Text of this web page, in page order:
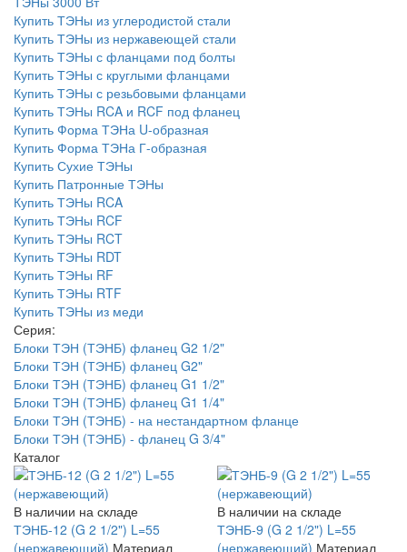
Купить ТЭНы из углеродистой стали
Купить ТЭНы из нержавеющей стали
Купить ТЭНы с фланцами под болты
Купить ТЭНы с круглыми фланцами
Купить ТЭНы с резьбовыми фланцами
Купить ТЭНы RCA и RCF под фланец
Купить Форма ТЭНа U-образная
Купить Форма ТЭНа Г-образная
Купить Сухие ТЭНы
Купить Патронные ТЭНы
Купить ТЭНы RCA
Купить ТЭНы RCF
Купить ТЭНы RCT
Купить ТЭНы RDT
Купить ТЭНы RF
Купить ТЭНы RTF
Купить ТЭНы из меди
Серия:
Блоки ТЭН (ТЭНБ) фланец G2 1/2"
Блоки ТЭН (ТЭНБ) фланец G2"
Блоки ТЭН (ТЭНБ) фланец G1 1/2"
Блоки ТЭН (ТЭНБ) фланец G1 1/4"
Блоки ТЭН (ТЭНБ) - на нестандартном фланце
Блоки ТЭН (ТЭНБ) - фланец G 3/4"
Каталог
В наличии на складе
ТЭНБ-12 (G 2 1/2") L=55
(нержавеющий) Материал
В наличии на складе
ТЭНБ-9 (G 2 1/2") L=55
(нержавеющий) Материал